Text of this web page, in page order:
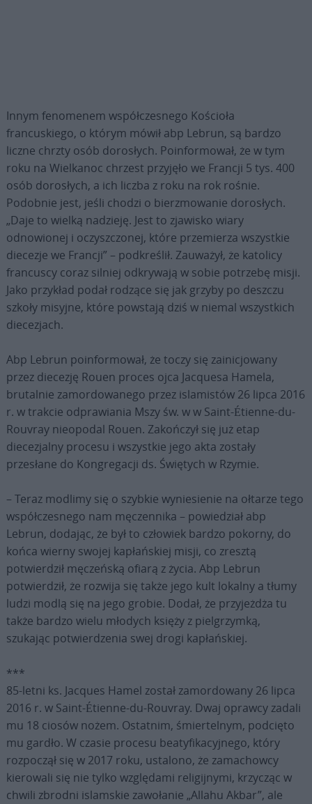
Innym fenomenem współczesnego Kościoła
francuskiego, o którym mówił abp Lebrun, są bardzo
liczne chrzty osób dorosłych. Poinformował, że w tym
roku na Wielkanoc chrzest przyjęło we Francji 5 tys. 400
osób dorosłych, a ich liczba z roku na rok rośnie.
Podobnie jest, jeśli chodzi o bierzmowanie dorosłych.
„Daje to wielką nadzieję. Jest to zjawisko wiary
odnowionej i oczyszczonej, które przemierza wszystkie
diecezje we Francji” – podkreślił. Zauważył, że katolicy
francuscy coraz silniej odkrywają w sobie potrzebę misji.
Jako przykład podał rodzące się jak grzyby po deszczu
szkoły misyjne, które powstają dziś w niemal wszystkich
diecezjach.
Abp Lebrun poinformował, że toczy się zainicjowany
przez diecezję Rouen proces ojca Jacquesa Hamela,
brutalnie zamordowanego przez islamistów 26 lipca 2016
r. w trakcie odprawiania Mszy św. w w Saint-Étienne-du-
Rouvray nieopodal Rouen. Zakończył się już etap
diecezjalny procesu i wszystkie jego akta zostały
przesłane do Kongregacji ds. Świętych w Rzymie.
– Teraz modlimy się o szybkie wyniesienie na ołtarze tego
współczesnego nam męczennika – powiedział abp
Lebrun, dodając, że był to człowiek bardzo pokorny, do
końca wierny swojej kapłańskiej misji, co zresztą
potwierdził męczeńską ofiarą z życia. Abp Lebrun
potwierdził, że rozwija się także jego kult lokalny a tłumy
ludzi modlą się na jego grobie. Dodał, że przyjeżdża tu
także bardzo wielu młodych księży z pielgrzymką,
szukając potwierdzenia swej drogi kapłańskiej.
***
85-letni ks. Jacques Hamel został zamordowany 26 lipca
2016 r. w Saint-Étienne-du-Rouvray. Dwaj oprawcy zadali
mu 18 ciosów nożem. Ostatnim, śmiertelnym, podcięto
mu gardło. W czasie procesu beatyfikacyjnego, który
rozpoczął się w 2017 roku, ustalono, że zamachowcy
kierowali się nie tylko względami religijnymi, krzycząc w
chwili zbrodni islamskie zawołanie „Allahu Akbar”, ale